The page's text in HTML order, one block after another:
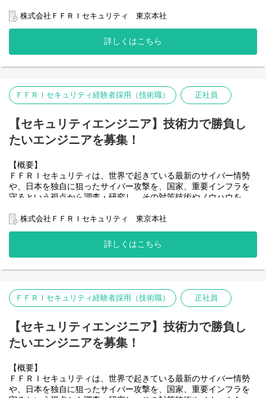
■プロフェッショナル向けトレーニング講師 （疑似マルウエア作
成、ペネトレーション）
■セキュリティ関係のツール、コンポーネントの研究試作・請負開
※「FFRI yarai」などの自社製品の開発部署とは異なります。
していく部署での募集となります。
【備考】
変更の範囲：会社の定める業務
・セキュリティの専門企業だからこそ経験できる専門的な案件が
豊富で、特定の技術領域だけでなく、
幅広くセキュリティ技術に携わることができます。
・業務を通じて最先端のサイバーセキュリティに関する知識や技
術が習得できます。
研究開発で培った知見やノウハウをフル活用し、
官公庁や大手企業から受けるセキュリティに関する様々な依頼を
解決して頂きます。
・依頼内容は多種多様ですが、当社だからこそ対応可能な、技術
的に難易度の高い案件に取り組むことができます。
セキュリティ技術を身に着けていただきます。
・当社では、スマートフォンやネットワーク機器をはじめとした
組み込みシステム、Microsoft Windowsなどの
OSやアプリケーションソフトウェアにおいて、多数の脆弱性発見
さらに、CODE BLUE、Black Hat、PacSecなどの多数の国際カン
ファレンスで脆弱性分析やマルウェア分析に関する
研究発表を行っており、国内外の関連組織と連携しながらセキュ
■具体的な仕事内容
・顧客提案活動
-お客様のセキュリティに関する課題抽出
-課題解決方針の策定と提案活動
・プロジェクトマネジメント
・ステークホルダーマネジメント
・プロジェクト間の要員調整
・新事業開発
-新セキュリティサービス事業の立ち上げ
*案件例
■AIセキュリティおよびAI技術を活用したセキュリティ技術の研究
開発
■IoT機器・アプリケーションのセキュリティ検査、ペネトレーシ
ョンテスト
■バックドア検査
■プロフェッショナル向けトレーニング講師 （疑似マルウエア作
■セキュリティ関係のツール、コンポーネントの研究試作・請負開
クライアントからのニーズに応じてセキュリティサービスを提供
していく部署での募集となります。
【備考】
変更の範囲：会社の定める業務
豊富で、特定の技術領域だけでなく、
幅広くセキュリティ技術に携わることができます。
・業務を通じて最先端のサイバーセキュリティに関する知識や技
一体として提供することで、日本のナショナルセキュリティのレ
ベル向上に貢献しております。
昨今の国家間のパワーバランスの変化に伴う経済安全保障へのニ
ーズの高まりに応えるため、セキュリティ・サービス事業の
追求を目指すセキュリティ技術者を募集いたします。
【仕事内容】
ＦＦＲＩセキュリティでは、最先端の技術領域におけるサイバー
以下のようなサービスを展開しており、これらを担当いただきま
す。
プロジェクトをリードいただける方も歓迎しております。
■システム、アプリケーション、IoT機器等に対するセキュリティ
診断、ペネトレーションテスト
■AIセキュリティおよびAI技術を活用したセキュリティ技術の研究
開発
成、ペネトレーション）
■オフェンシブセキュリティ技術に関するセキュリティ上の脅威の
■オフェンシブセキュリティ関係のツール、コンポーネントの研究
開発・試作
入社時はこれまでのご経験やスキルを活かせる業務からスタート
していただき、
任せしたいと考えています。
また、未経験の分野については、OJTや外部にも提供しているト
レーニング教材などセキュリティ技術を身に着けていただく環境
【備考】
変更の範囲：会社の定める業務
株式会社ＦＦＲＩセキュリティ 東京本社
詳しくはこちら
ＦＦＲＩセキュリティ経験者採用（技術職） 正社員
【セキュリティエンジニア】技術力で勝負し
たいエンジニアを募集！
【概要】
ＦＦＲＩセキュリティは、世界で起きている最新のサイバー情勢
や、日本を独自に狙ったサイバー攻撃を、国家、重要インフラを
守るという視点から調査・研究し、その対策技術やノウハウを、
一体として提供することで、日本のナショナルセキュリティのレ
ベル向上に貢献しております。
昨今の国家間のパワーバランスの変化に伴う経済安全保障へのニ
ーズの高まりに応えるため、セキュリティ・サービス事業の
追求を目指すセキュリティ技術者を募集いたします。
【仕事内容】
ＦＦＲＩセキュリティでは、最先端の技術領域におけるサイバー
以下のようなサービスを展開しており、これらを担当いただきま
す。
セキュリティ技術を身に着けていただきます。
入社時はこれまでのご経験やスキルを活かせる業務からスタート
していただき、
株式会社ＦＦＲＩセキュリティ 東京本社
詳しくはこちら
ＦＦＲＩセキュリティ経験者採用（技術職） 正社員
【セキュリティエンジニア】技術力で勝負し
たいエンジニアを募集！
【概要】
ＦＦＲＩセキュリティは、世界で起きている最新のサイバー情勢
や、日本を独自に狙ったサイバー攻撃を、国家、重要インフラを